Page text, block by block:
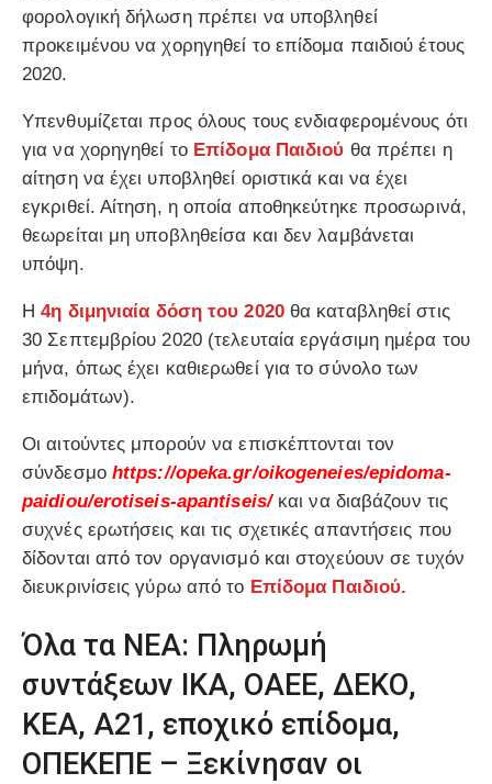
φορολογική δήλωση πρέπει να υποβληθεί
προκειμένου να χορηγηθεί το επίδομα παιδιού έτους
2020.
Υπενθυμίζεται προς όλους τους ενδιαφερομένους ότι
για να χορηγηθεί το Επίδομα Παιδιού θα πρέπει η
αίτηση να έχει υποβληθεί οριστικά και να έχει
εγκριθεί. Αίτηση, η οποία αποθηκεύτηκε προσωρινά,
θεωρείται μη υποβληθείσα και δεν λαμβάνεται
υπόψη.
Η4η διμηνιαία δόση του 2020θα καταβληθεί στις
30 Σεπτεμβρίου 2020 (τελευταία εργάσιμη ημέρα του
μήνα, όπως έχει καθιερωθεί για το σύνολο των
επιδομάτων).
Οι αιτούντες μπορούν να επισκέπτονται τον
σύνδεσμο https://opeka.gr/oikogeneies/epidoma-
paidiou/erotiseis-apantiseis/ και να διαβάζουν τις
συχνές ερωτήσεις και τις σχετικές απαντήσεις που
δίδονται από τον οργανισμό και στοχεύουν σε τυχόν
διευκρινίσεις γύρω από το Επίδομα Παιδιού.
Όλα τα ΝΕΑ: Πληρωμή
συντάξεων ΙΚΑ, ΟΑΕΕ, ΔΕΚΟ,
ΚΕΑ, Α21, εποχικό επίδομα,
ΟΠΕΚΕΠΕ – Ξεκίνησαν οι